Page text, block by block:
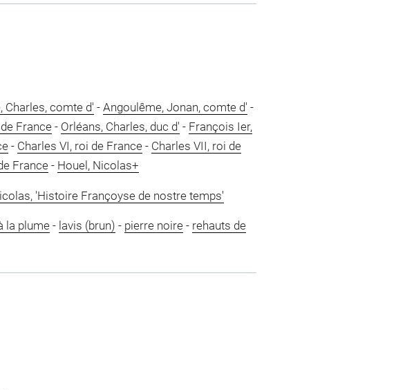
Charles, comte d' - Angoulême, Jonan, comte d' -
France- Orléans, Charles, duc d' - François Ier,
- Charles VI, roi de France- Charles VII, roi de
France- Houel, Nicolas+
'Histoire Françoyse de nostre temps'
la plume- lavis (brun) - pierre noire- rehauts de